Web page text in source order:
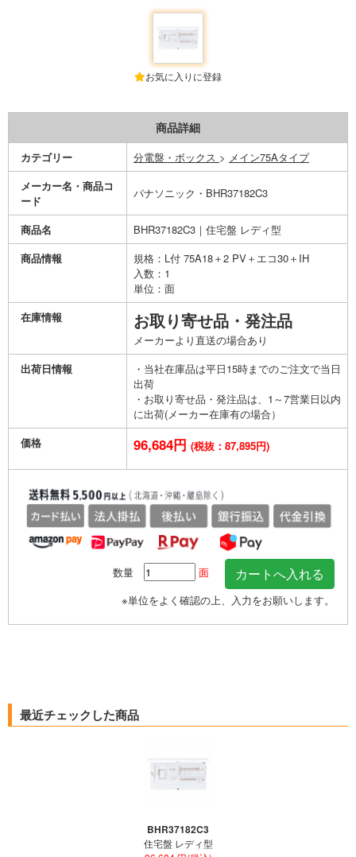
お気に入りに登録
商品詳細
カテゴリー 分電盤・ボックス > メイン75Aタイプ
メーカー名・商品コ
ード
パナソニック・BHR37182C3
商品名
BHR37182C3｜住宅盤 レディ型
商品情報
規格：L付 75A18＋2 PV＋エコ30＋IH
入数：1
単位：面
在庫情報
お取り寄せ品・発注品
メーカーより直送の場合あり
出荷日情報
・当社在庫品は平日15時までのご注文で当日
出荷
・お取り寄せ品・発注品は、1～7営業日以内
に出荷(メーカー在庫有の場合）
価格
96,684円 (税抜：87,895円)
数量
面
※単位をよく確認の上、入力をお願いします。
最近チェックした商品
BHR37182C3
住宅盤 レディ型